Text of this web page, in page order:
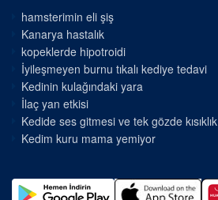
hamsterimin eli şiş
Kanarya hastalık
kopeklerde hipotroidi
İyileşmeyen burnu tıkalı kediye tedavi
Kedinin kulağındaki yara
İlaç yan etkisi
Kedide ses gitmesi ve tek gözde kısıklık
Kedim kuru mama yemiyor